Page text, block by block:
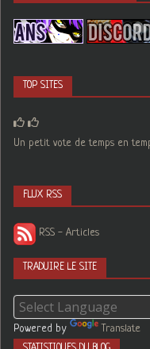
TOP SITES
Un petit vote de temps en
FLUX RSS
RSS - Articles
TRADUIRE LE SITE
Powered by Translate